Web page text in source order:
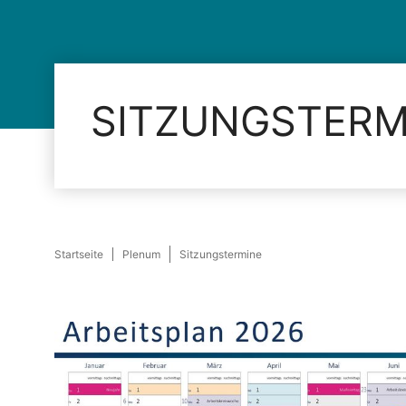
Startseite Plenum Sitzungstermine